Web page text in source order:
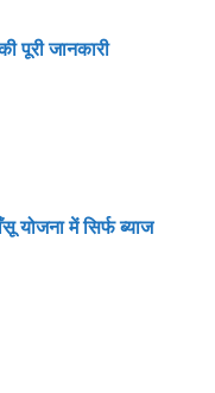
पूरी जानकारी
में सिर्फ ब्याज